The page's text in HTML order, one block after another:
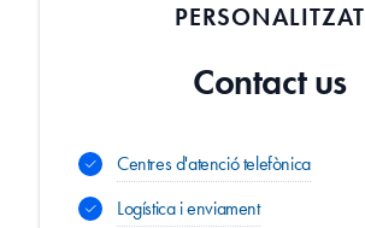
PERSONALITZAT
Contact us
Centres d'atenció telefònica
Logística i enviament